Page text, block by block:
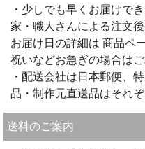
・少しでも早くお届けで
家・職人さんによる注文
お届け日の詳細は 商品ペ
祝いなどお急ぎの場合は
・配送会社は日本郵便、
品・制作元直送品はそれ
送料のご案内